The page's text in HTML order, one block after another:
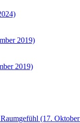
2019)
2019)
(17.